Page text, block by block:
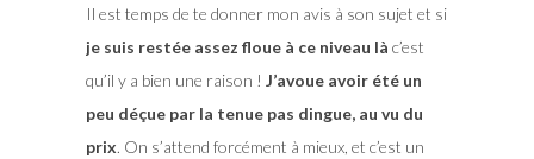
Il est temps de te donner mon avis à son sujet et si
je suis restée assez floue à ce niveau là c’est
qu’il y a bien une raison ! J’avoue avoir été un
peu déçue par la tenue pas dingue, au vu du
prix. On s’attend forcément à mieux, et c’est un